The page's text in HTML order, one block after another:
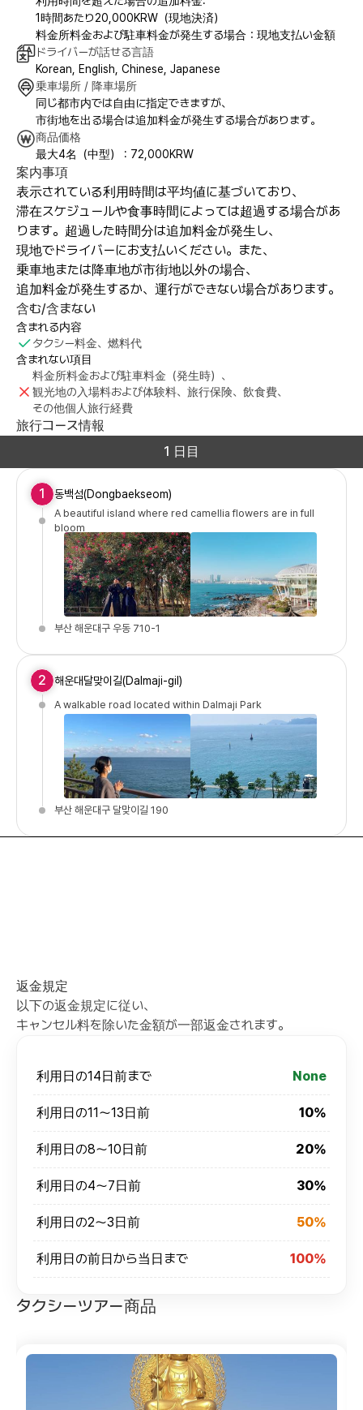
1時間あたり20,000KRW（現地決済）
料金所料金および駐車料金が発生する場合：現地支払い金額
ドライバーが話せる言語
Korean, English, Chinese, Japanese
乗車場所 / 降車場所
同じ都市内では自由に指定できますが、
市街地を出る場合は追加料金が発生する場合があります。
商品価格
最大4名（中型） : 72,000KRW
案内事項
表示されている利用時間は平均値に基づいており、
滞在スケジュールや食事時間によっては超過する場合があ
ります。超過した時間分は追加料金が発生し、
現地でドライバーにお支払いください。また、
乗車地または降車地が市街地以外の場合、
追加料金が発生するか、運行ができない場合があります。
含む/含まない
含まれる内容
タクシー料金、燃料代
含まれない項目
料金所料金および駐車料金（発生時）、
観光地の入場料および体験料、旅行保険、飲食費、
その他個人旅行経費
旅行コース情報
1 日目
1 동백섬(Dongbaekseom)
A beautiful island where red camellia flowers are in full
bloom
부산 해운대구 우동 710-1
2 해운대달맞이길(Dalmaji-gil)
A walkable road located within Dalmaji Park
부산 해운대구 달맞이길 190
返金規定
以下の返金規定に従い、
キャンセル料を除いた金額が一部返金されます。
利用日の14日前まで None
利用日の11～13日前 10%
利用日の8～10日前 20%
利用日の4～7日前 30%
利用日の2～3日前 50%
利用日の前日から当日まで 100%
タクシーツアー商品